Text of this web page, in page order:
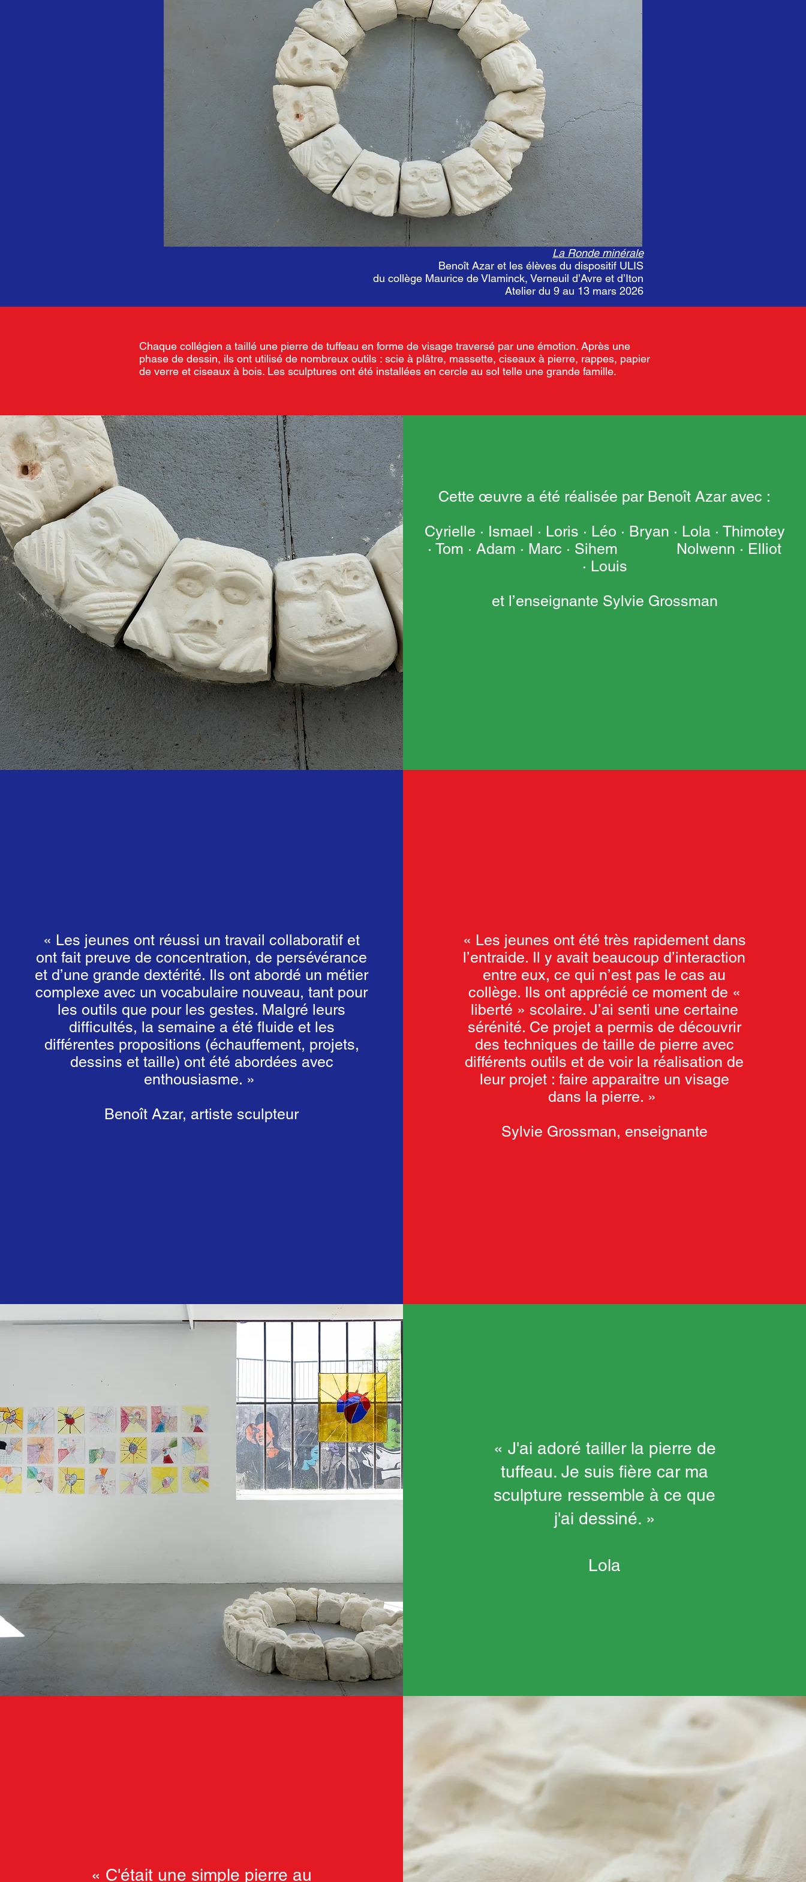
La Ronde minérale
Benoît Azar et les élèves du dispositif ULIS
du collège Maurice de Vlaminck, Verneuil d’Avre et d’Iton
Atelier du 9 au 13 mars 2026
Chaque collégien a taillé une pierre de tuffeau en forme de visage traversé par une émotion. Après une
phase de dessin, ils ont utilisé de nombreux outils : scie à plâtre, massette, ciseaux à pierre, rappes, papier
de verre et ciseaux à bois. Les sculptures ont été installées en cercle au sol telle une grande famille.
Cette œuvre a été réalisée par Benoît Azar avec :
Cyrielle · Ismael · Loris · Léo · Bryan · Lola · Thimotey
· Tom · Adam · Marc · Sihem Nolwenn · Elliot
· Louis
et l’enseignante Sylvie Grossman
« Les jeunes ont réussi un travail collaboratif et
ont fait preuve de concentration, de persévérance
et d’une grande dextérité. Ils ont abordé un métier
complexe avec un vocabulaire nouveau, tant pour
les outils que pour les gestes. Malgré leurs
difficultés, la semaine a été fluide et les
différentes propositions (échauffement, projets,
dessins et taille) ont été abordées avec
enthousiasme. »
Benoît Azar, artiste sculpteur
« Les jeunes ont été très rapidement dans
l’entraide. Il y avait beaucoup d’interaction
entre eux, ce qui n’est pas le cas au
collège. Ils ont apprécié ce moment de «
liberté » scolaire. J’ai senti une certaine
sérénité. Ce projet a permis de découvrir
des techniques de taille de pierre avec
différents outils et de voir la réalisation de
leur projet : faire apparaitre un visage
dans la pierre. »
Sylvie Grossman, enseignante
« J'ai adoré tailler la pierre de
tuffeau. Je suis fière car ma
sculpture ressemble à ce que
j'ai dessiné. »
Lola
« C'était une simple pierre au